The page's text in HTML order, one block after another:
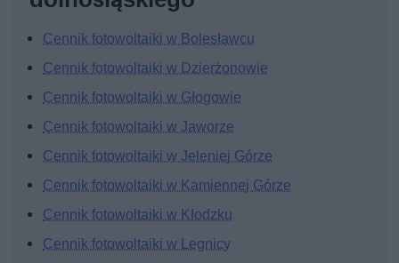
Cennik fotowoltaiki w Bolesławcu
Cennik fotowoltaiki w Dzierżonowie
Cennik fotowoltaiki w Głogowie
Cennik fotowoltaiki w Jaworze
Cennik fotowoltaiki w Jeleniej Górze
Cennik fotowoltaiki w Kamiennej Górze
Cennik fotowoltaiki w Kłodzku
Cennik fotowoltaiki w Legnicy